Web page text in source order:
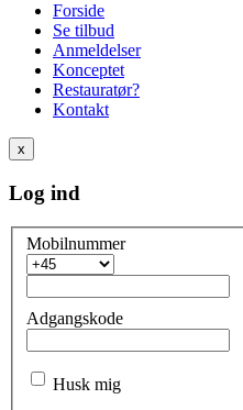
Forside
Se tilbud
Anmeldelser
Konceptet
Restauratør?
Kontakt
x
Log ind
Mobilnummer
Adgangskode
Husk mig